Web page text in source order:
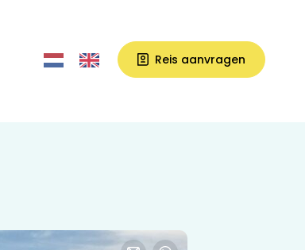
Reis aanvragen